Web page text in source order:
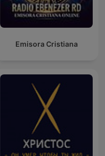
Emisora Cristiana